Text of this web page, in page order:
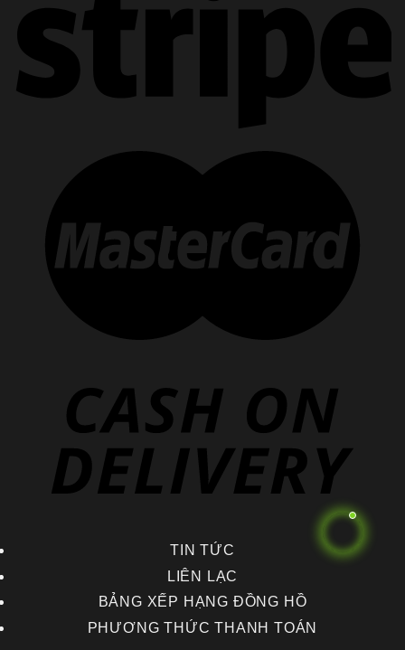
TIN TỨC
LIÊN LẠC
BẢNG XẾP HẠNG ĐỒNG HỒ
PHƯƠNG THỨC THANH TOÁN